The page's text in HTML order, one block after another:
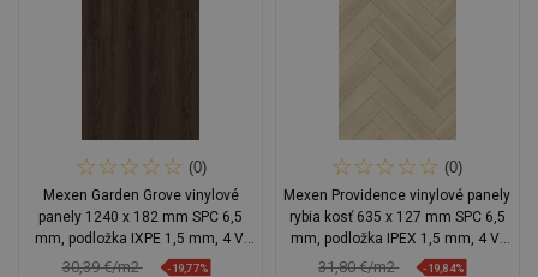
(0)
Mexen Garden Grove vinylové
panely 1240 x 182 mm SPC 6,5
mm, podložka IXPE 1,5 mm, 4 V-
drážka, Dub
30,39 €/m2 -19,77%
(0)
Mexen Providence vinylové panely
rybia kosť 635 x 127 mm SPC 6,5
mm, podložka IPEX 1,5 mm, 4 V-
Fuga, Dub
31,80 €/m2 -19,84%